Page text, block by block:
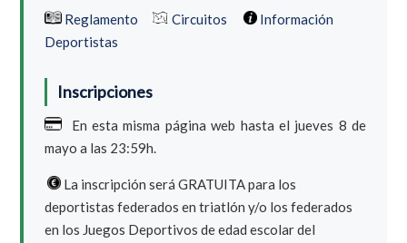
Reglamento Circuitos
Información
Deportistas
Inscripciones
En esta misma página web hasta el jueves 8 de
mayo a las 23:59h.
La inscripción será GRATUITA para los
deportistas federados en triatlón y/o los federados
en los Juegos Deportivos de edad escolar del